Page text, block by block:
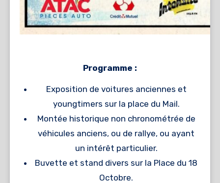
Programme :
Exposition de voitures anciennes et
youngtimers sur la place du Mail.
Montée historique non chronométrée de
véhicules anciens, ou de rallye, ou ayant
un intérêt particulier.
Buvette et stand divers sur la Place du 18
Octobre.